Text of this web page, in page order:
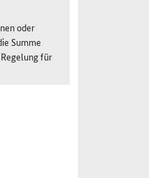
oder
Summe
für